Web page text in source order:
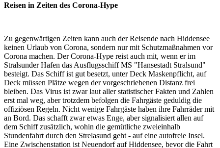
Reisen in Zeiten des Corona-Hype
Zu gegenwärtigen Zeiten kann auch der Reisende nach Hiddensee
keinen Urlaub von Corona, sondern nur mit Schutzmaßnahmen vor
Corona machen. Der Corona-Hype reist auch mit, wenn er im
Stralsunder Hafen das Ausflugsschiff MS "Hansestadt Stralsund"
besteigt. Das Schiff ist gut besetzt, unter Deck Maskenpflicht, auf
Deck müssen Plätze wegen der vorgeschriebenen Distanz frei
bleiben. Das Virus ist zwar laut aller statistischer Fakten und Zahlen
erst mal weg, aber trotzdem befolgen die Fahrgäste geduldig die
offiziösen Regeln. Nicht wenige Fahrgäste haben ihre Fahrräder mit
an Bord. Das schafft zwar etwas Enge, aber signalisiert allen auf
dem Schiff zusätzlich, wohin die gemütliche zweieinhalb
Stundenfahrt durch den Strelasund geht - auf eine autofreie Insel.
Eine Zwischenstation ist Neuendorf auf Hiddensee, bevor die Fahrt